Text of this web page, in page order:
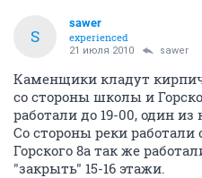
S
sawer
experienced
21 июля 2010 sawer
Каменщики кладут
со стороны школы и
работали до 19-00, один
Со стороны реки
Горского 8а так же
"закрыть" 15-16 этажи.